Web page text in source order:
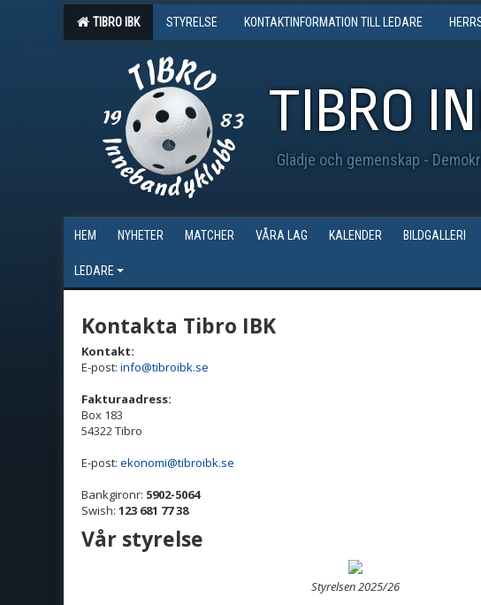
TIBRO IBK STYRELSE KONTAKTINFORMATION TILL LEDARE
TIBRO
Glädje och gemenskap -
HEM NYHETER MATCHER VÅRA LAG KALENDER BILDGALLERI
LEDARE
Kontakta Tibro IBK
Kontakt:
E-post: info@tibroibk.se
Fakturaadress:
Box 183
54322 Tibro
E-post: ekonomi@tibroibk.se
Bankgironr: 5902-5064
Swish: 123 681 77 38
Vår styrelse
Styrelsen 2025/26